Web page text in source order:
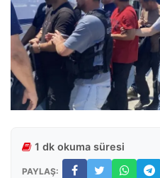
1 dk okuma süresi
PAYLAŞ: